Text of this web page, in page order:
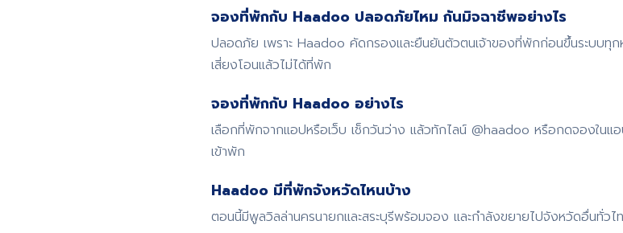
จองที่พักกับ Haadoo ปลอดภัยไหม กันมิจฉาชีพอย่างไร
ปลอดภัย เพราะ Haadoo คัดกรองและยืนยันตัวตนเจ้าของที่พักก่อนขึ้นระบบทุ
เสี่ยงโอนแล้วไม่ได้ที่พัก
จองที่พักกับ Haadoo อย่างไร
เลือกที่พักจากแอปหรือเว็บ เช็กวันว่าง แล้วทักไลน์ @haadoo หรือกดจองในแ
เข้าพัก
Haadoo มีที่พักจังหวัดไหนบ้าง
ตอนนี้มีพูลวิลล่านครนายกและสระบุรีพร้อมจอง และกำลังขยายไปจังหวัดอื่นทั่ว